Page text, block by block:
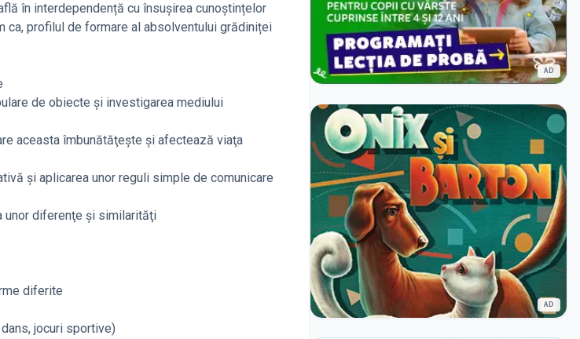
în interdependență cu însușirea cunoștințelor
ca, profilul de formare al absolventului grădiniței
de obiecte și investigarea mediului
aceasta îmbunătăţeşte şi afectează viaţa
şi aplicarea unor reguli simple de comunicare
unor diferenţe şi similarităţi
diferite
jocuri sportive)
AD
AD